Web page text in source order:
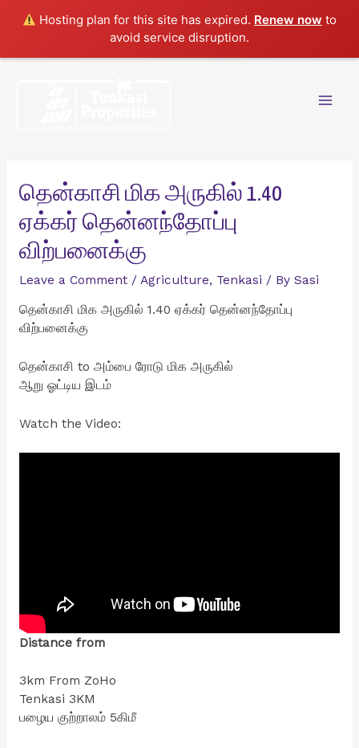
Hosting plan for this site has expired. Renew now to
avoid service disruption.
தென்காசி மிக அருகில் 1.40
ஏக்கர் தென்னந்தோப்பு
விற்பனைக்கு
Leave a Comment / Agriculture, Tenkasi / By Sasi
தென்காசி மிக அருகில் 1.40 ஏக்கர் தென்னந்தோப்பு
விற்பனைக்கு
தென்காசி to அம்பை ரோடு மிக அருகில்
ஆறு ஓட்டிய இடம்
Watch the Video:
Distance from
3km From ZoHo
Tenkasi 3KM
பழைய குற்றாலம் 5கிமீ